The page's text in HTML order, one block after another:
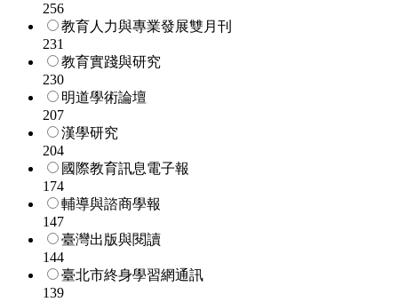
256
教育人力與專業發展雙月刊
231
教育實踐與研究
230
明道學術論壇
207
漢學研究
204
國際教育訊息電子報
174
輔導與諮商學報
147
臺灣出版與閱讀
144
臺北市終身學習網通訊
139